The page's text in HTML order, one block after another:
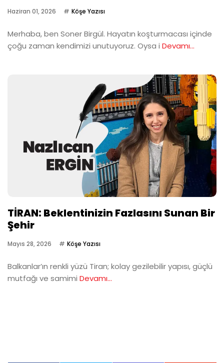
Haziran 01, 2026 Köşe Yazısı
Merhaba, ben Soner Birgül. Hayatın koşturmacası içinde
çoğu zaman kendimizi unutuyoruz. Oysa i Devamı...
TİRAN: Beklentinizin Fazlasını Sunan Bir
Şehir
Mayıs 28, 2026 Köşe Yazısı
Balkanlar’ın renkli yüzü Tiran; kolay gezilebilir yapısı, güçlü
mutfağı ve samimi Devamı...